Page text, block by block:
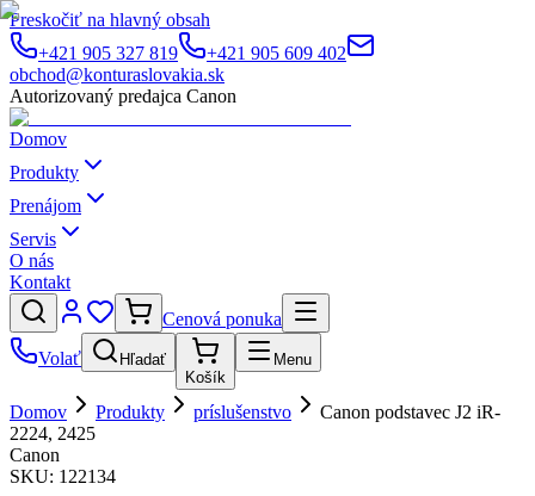
Preskočiť na hlavný obsah
+421 905 327 819
+421 905 609 402
obchod@konturaslovakia.sk
Autorizovaný predajca Canon
Domov
Produkty
Prenájom
Servis
O nás
Kontakt
Cenová ponuka
Volať
Hľadať
Košík
Menu
Domov Produkty príslušenstvo
Canon podstavec J2 iR-
2224, 2425
Canon
SKU: 122134